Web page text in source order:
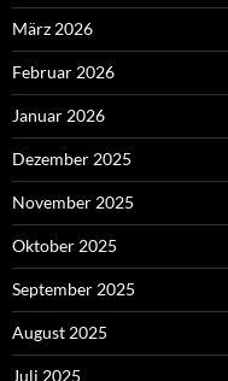
März 2026
Februar 2026
Januar 2026
Dezember 2025
November 2025
Oktober 2025
September 2025
August 2025
Juli 2025